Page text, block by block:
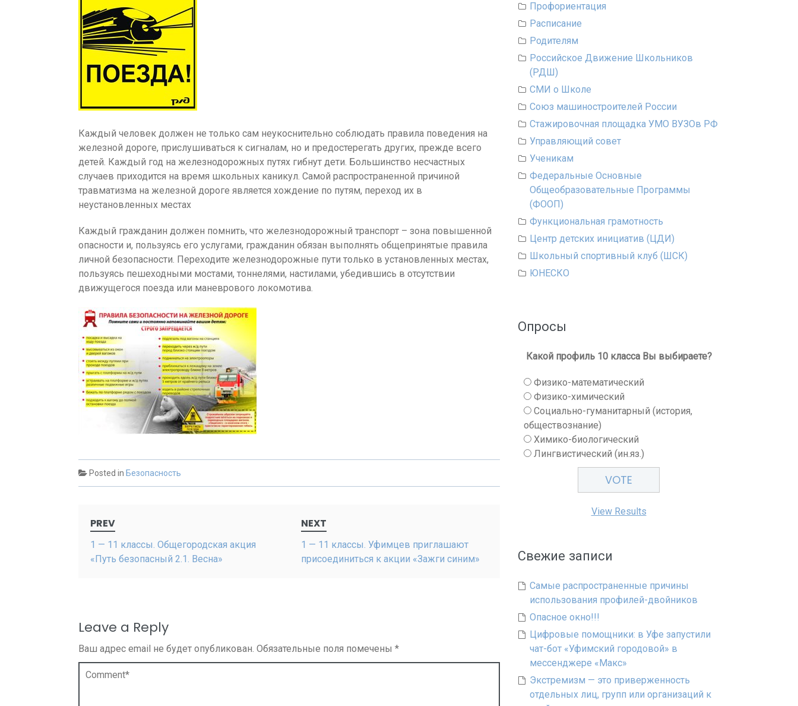
Каждый человек должен не только сам неукоснительно соблюдать правила поведения на
железной дороге, прислушиваться к сигналам, но и предостерегать других, прежде всего
детей. Каждый год на железнодорожных путях гибнут дети. Большинство несчастных
случаев приходится на время школьных каникул. Самой распространенной причиной
травматизма на железной дороге является хождение по путям, переход их в
неустановленных местах
Каждый гражданин должен помнить, что железнодорожный транспорт – зона повышенной
опасности и, пользуясь его услугами, гражданин обязан выполнять общепринятые правила
личной безопасности. Переходите железнодорожные пути только в установленных местах,
пользуясь пешеходными мостами, тоннелями, настилами, убедившись в отсутствии
движущегося поезда или маневрового локомотива.
Posted in Безопасность
navigation
PREV
1 — 11 классы. Общегородская акция
«Путь безопасный 2.1. Весна»
NEXT
1 — 11 классы. Уфимцев приглашают
присоединиться к акции «Зажги синим»
Leave a Reply
Ваш адрес email не будет опубликован. Обязательные поля помечены *
Профориентация
Расписание
Родителям
Российское Движение Школьников
(РДШ)
СМИ о Школе
Союз машиностроителей России
Стажировочная площадка УМО ВУЗОв РФ
Управляющий совет
Ученикам
Федеральные Основные
Общеобразовательные Программы
(ФООП)
Функциональная грамотность
Центр детских инициатив (ЦДИ)
Школьный спортивный клуб (ШСК)
ЮНЕСКО
Опросы
Какой профиль 10 класса Вы выбираете?
Физико-математический
Физико-химический
Социально-гуманитарный (история,
обществознание)
Химико-биологический
Лингвистический (ин.яз.)
View Results
Свежие записи
Самые распространенные причины
использования профилей-двойников
Опасное окно!!!
Цифровые помощники: в Уфе запустили
чат-бот «Уфимский городовой» в
мессенджере «Макс»
Экстремизм — это приверженность
отдельных лиц, групп или организаций к